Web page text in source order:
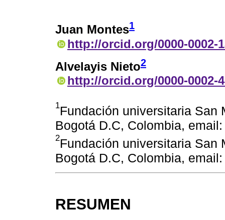
Juan Montes1
http://orcid.org/0000-0002-
Alvelayis Nieto2
http://orcid.org/0000-0002-
1Fundación universitaria San
Bogotá D.C, Colombia,
2Fundación universitaria San
Bogotá D.C, Colombia,
RESUMEN